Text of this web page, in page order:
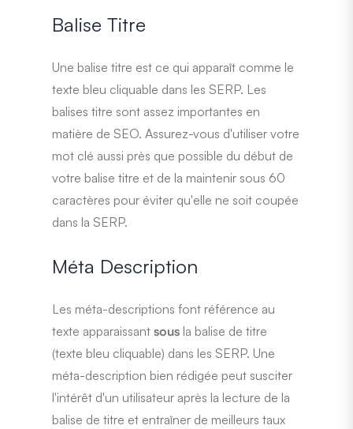
Balise Titre
Une balise titre est ce qui apparaît comme le
texte bleu cliquable dans les SERP. Les
balises titre sont assez importantes en
matière de SEO. Assurez-vous d'utiliser votre
mot clé aussi près que possible du début de
votre balise titre et de la maintenir sous 60
caractères pour éviter qu'elle ne soit coupée
dans la SERP.
Méta Description
Les méta-descriptions font référence au
texte apparaissantsous la balise de titre
(texte bleu cliquable) dans les SERP. Une
méta-description bien rédigée peut susciter
l'intérêt d'un utilisateur après la lecture de la
balise de titre et entraîner de meilleurs taux